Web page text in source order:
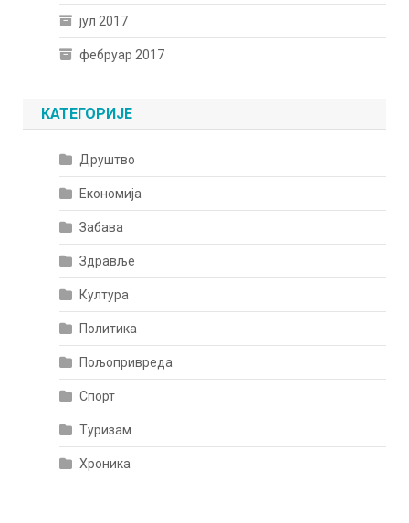
јул 2017
фебруар 2017
КАТЕГОРИЈЕ
Друштво
Економија
Забава
Здравље
Култура
Политика
Пољопривреда
Спорт
Туризам
Хроника